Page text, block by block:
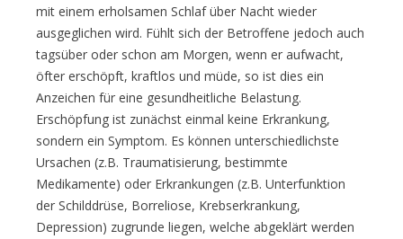
mit einem erholsamen Schlaf über Nacht wieder
ausgeglichen wird. Fühlt sich der Betroffene jedoch auch
tagsüber oder schon am Morgen, wenn er aufwacht,
öfter erschöpft, kraftlos und müde, so ist dies ein
Anzeichen für eine gesundheitliche Belastung.
Erschöpfung ist zunächst einmal keine Erkrankung,
sondern ein Symptom. Es können unterschiedlichste
Ursachen (z.B. Traumatisierung, bestimmte
Medikamente) oder Erkrankungen (z.B. Unterfunktion
der Schilddrüse, Borreliose, Krebserkrankung,
Depression) zugrunde liegen, welche abgeklärt werden